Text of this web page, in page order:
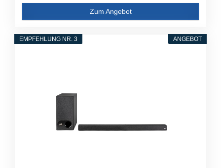
Zum Angebot
ANGEBOT
EMPFEHLUNG NR. 3